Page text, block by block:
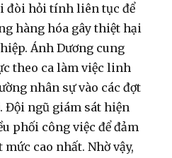
đòi hỏi tính liên tục để
hàng hóa gây thiệt hại
Ánh Dương cung
theo ca làm việc linh
nhân sự vào các đợt
Đội ngũ giám sát hiện
phối công việc để đảm
cao nhất. Nhờ vậy,